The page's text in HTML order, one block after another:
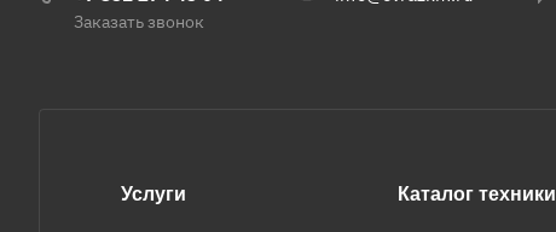
Заказать звонок
Услуги Каталог техники